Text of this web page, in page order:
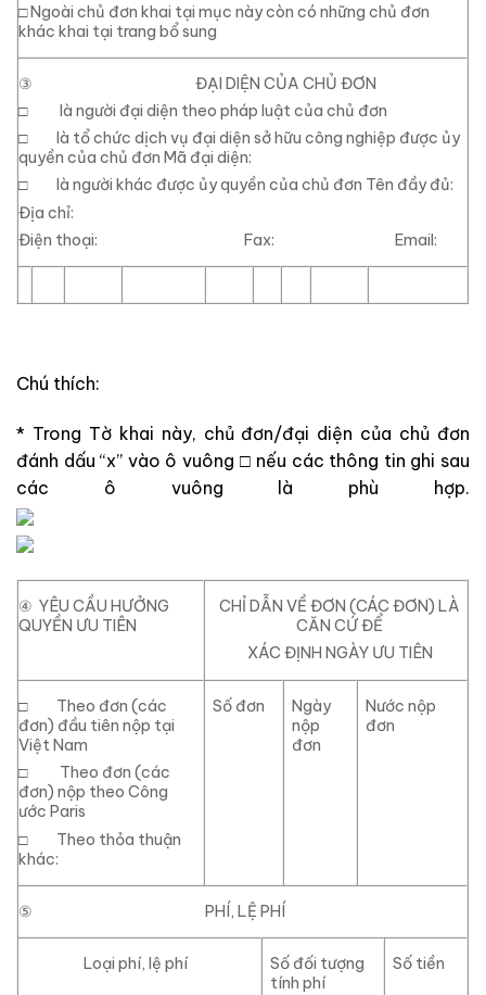
□Ngoài chủ đơn khai tại mục này còn có những chủ đơn
khác khai tại trang bổ sung
③ ĐẠI DIỆN CỦA CHỦ ĐƠN
□ là người đại diện theo pháp luật của chủ đơn
□ là tổchức dịch vụ đại diện sởhữu công nghiệp được ủy
quyền của chủ đơn Mã đại diện:
□
là người khác được ủy quyền của chủ đơn Tên đầy đủ:
Địa chỉ:
Điện thoại: Fax: Email:
Chú thích:
* Trong Tờ khai này, chủ đơn/đại diện của chủ đơn
đánh dấu “x” vào ô vuông □ nếu các thông tin ghi sau
các ô vuông là phù hợp.
④ YÊU CẦU HƯỞNG
QUYỀN ƯU TIÊN
CHỈ DẪN VỀ ĐƠN (CÁC ĐƠN) LÀ
CĂN CỨ ĐỂ
XÁC ĐỊNH NGÀY ƯU TIÊN
□ Theo đơn (các
đơn) đầu tiên nộp tại
Việt Nam
□ Theo đơn (các
đơn) nộp theo Công
ước Paris
□ Theo thỏa thuận
khác:
Số đơn
Ngày
nộp
đơn
Nước nộp
đơn
⑤ PHÍ, LỆ PHÍ
Loại phí, lệ phí
Số đối tượng
tính phí
Số tiền